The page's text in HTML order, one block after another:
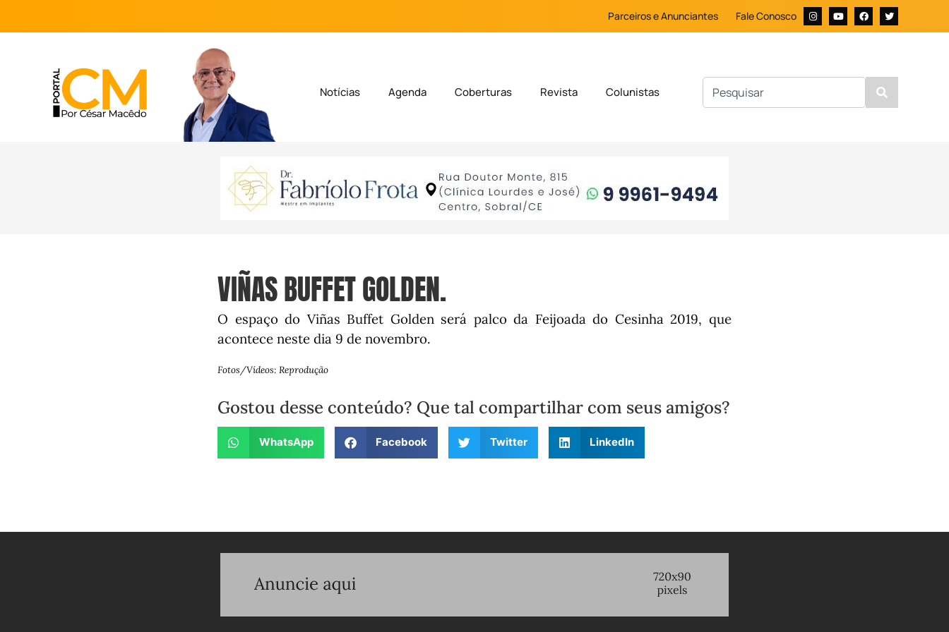
Parceiros e Anunciantes Fale Conosco
Notícias Agenda Coberturas Revista Colunistas
VIÑAS BUFFET GOLDEN.
O espaço do Viñas Buffet Golden será palco da Feijoada do Cesinha 2019, que
acontece neste dia 9 de novembro.
Fotos/Vídeos: Reprodução
Gostou desse conteúdo? Que tal compartilhar com seus amigos?
WhatsApp Facebook Twitter LinkedIn